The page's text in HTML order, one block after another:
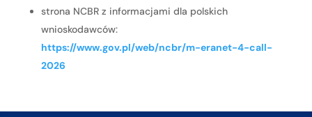
strona NCBR z informacjami dla polskich
wnioskodawców:
https://www.gov.pl/web/ncbr/m-eranet-4-call-
2026